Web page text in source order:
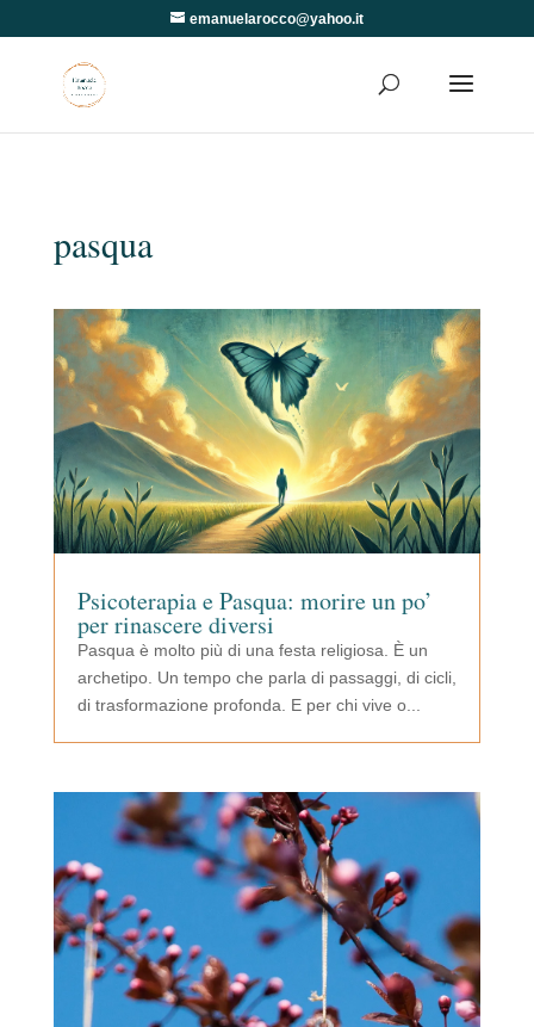
emanuelarocco@yahoo.it
pasqua
Psicoterapia e Pasqua: morire un po’
per rinascere diversi
Pasqua è molto più di una festa religiosa. È un
archetipo. Un tempo che parla di passaggi, di cicli,
di trasformazione profonda. E per chi vive o...